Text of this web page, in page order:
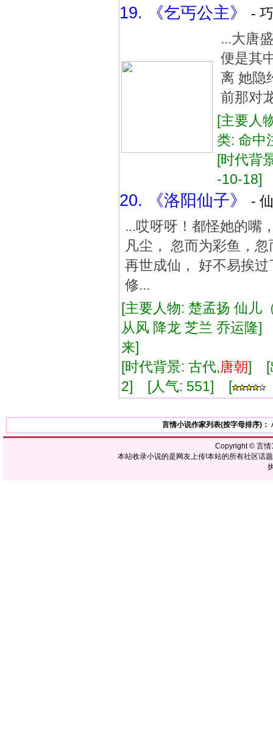
19. 《乞丐公主》
-
...大唐
便是其
离 她隐
前那对
[主要人
类: 命
[时代背
-10-18]
20. 《洛阳仙子》
-
...哎呀呀！都怪她的嘴
凡尘， 忽而为彩鱼，
再世成仙， 好不易挨
修...
[主要人物: 楚孟扬 仙儿
从风 降龙 芝兰 乔运隆
来]
[时代背景: 古代,唐朝] [
2] [人气: 551] [
言情小说作家列表(按字母排序)：
Copyright © 言情
本站收录小说的是网友上传!本站的所有社区话